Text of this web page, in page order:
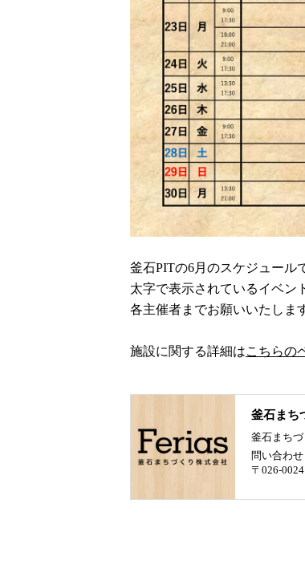
釜石PITの6月のスケジュール
太字で表示されているイベン
各主催者までお願いいたしま
施設に関する詳細はこちらの
釜石まち
釜石まち
問い合わ
〒026-